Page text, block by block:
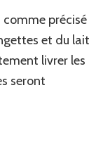
comme précisé
et du lait
livrer les
seront